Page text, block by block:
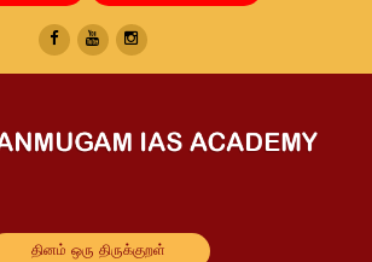
தினம் ஒரு திருக்குறள்